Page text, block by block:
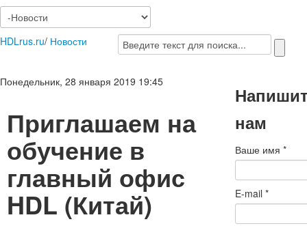
HDLrus.ru/ Новости
Понедельник, 28 января 2019 19:45
Приглашаем на
обучение в
главный офис
HDL (Китай)
нам
Ваше имя*
E-mail*